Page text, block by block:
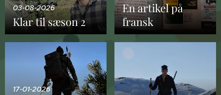
03-08-2026
Klar til sæson 2
En artikel på
fransk
17-01-2026